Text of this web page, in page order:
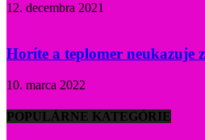
12. decembra 2021
Horíte a teplomer neukazuje
10. marca 2022
POPULÁRNE KATEGÓRIE